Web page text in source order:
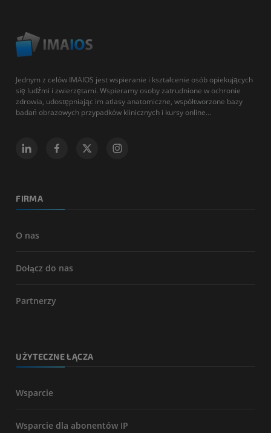
Jednym z celów IMAIOS jest wspieranie i kształcenie osób opiekujących
się ludźmi i zwierzętami. Wspieramy osoby zatrudnione w ochronie
zdrowia, udostępniając im atlasy anatomiczne, współtworzone bazy
badań obrazowych przypadków klinicznych i kursy online...
FIRMA
O nas
Dołącz do nas
Partnerzy
UŻYTECZNE ŁĄCZA
Wsparcie
Wsparcie dla abonentów IP